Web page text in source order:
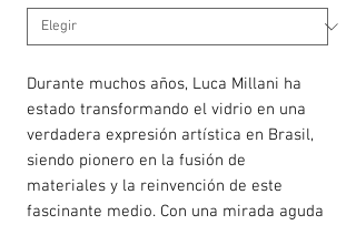
Durante muchos años, Luca Millani ha
estado transformando el vidrio en una
verdadera expresión artística en Brasil,
siendo pionero en la fusión de
materiales y la reinvención de este
fascinante medio. Con una mirada aguda